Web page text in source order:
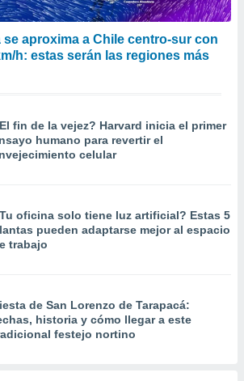
se aproxima a Chile centro-sur con
h: estas serán las regiones más
fin de la vejez? Harvard inicia el primer
humano para revertir el
celular
oficina solo tiene luz artificial? Estas 5
pueden adaptarse mejor al espacio
trabajo
de San Lorenzo de Tarapacá:
historia y cómo llegar a este
festejo nortino